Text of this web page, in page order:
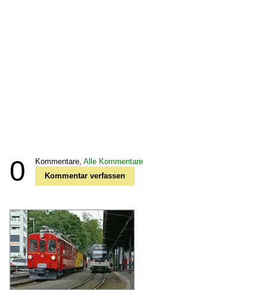
0 Kommentare, Alle Kommentare
Kommentar verfassen